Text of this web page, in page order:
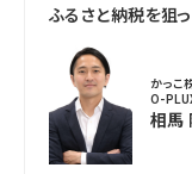
ふるさと納税を狙
かっこ
O-
相馬